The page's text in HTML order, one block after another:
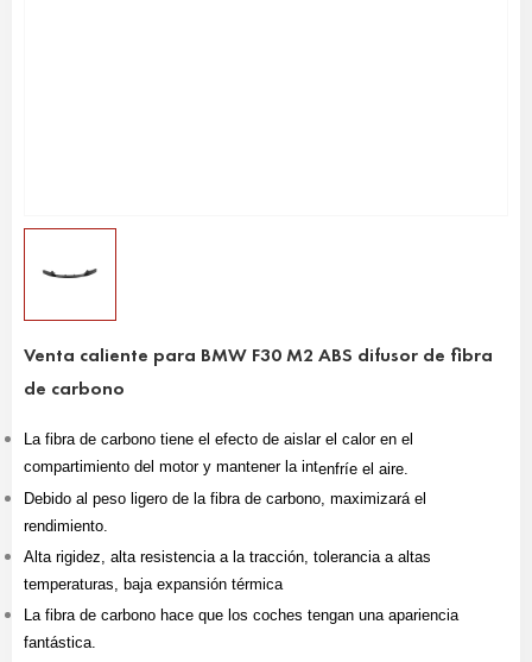
Venta caliente para BMW F30 M2 ABS difusor de fibra
de carbono
La fibra de carbono tiene el efecto de aislar el calor en el
compartimiento del motor y mantener la intenfríe el aire.
Debido al peso ligero de la fibra de carbono, maximizará el
rendimiento.
Alta rigidez, alta resistencia a la tracción, tolerancia a altas
temperaturas, baja expansión térmica
La fibra de carbono hace que los coches tengan una apariencia
fantástica.